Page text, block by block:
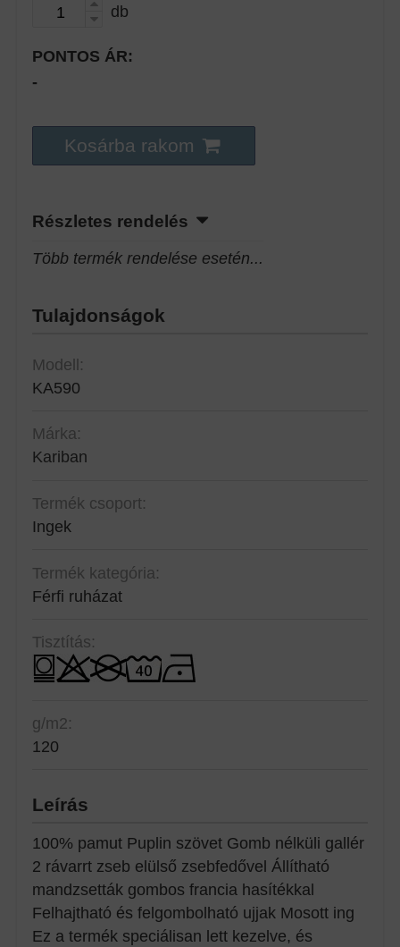
db
PONTOS ÁR:
-
Kosárba rakom
Részletes rendelés
Több termék rendelése esetén...
Tulajdonságok
Modell:
KA590
Márka:
Kariban
Termék csoport:
Ingek
Termék kategória:
Férfi ruházat
Tisztítás:
g/m2:
120
Leírás
100% pamut Puplin szövet Gomb nélküli gallér
2 rávarrt zseb elülső zsebfedővel Állítható
mandzsetták gombos francia hasítékkal
Felhajtható és felgombolható ujjak Mosott ing
Ez a termék speciálisan lett kezelve, és